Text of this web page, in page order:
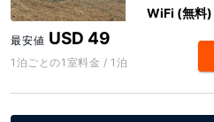
WiFi (無料)
最安値 USD 49
1泊ごとの1室料金 / 1泊